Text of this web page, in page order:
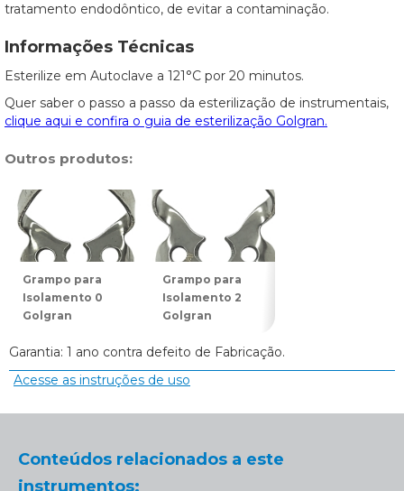
tratamento endodôntico, de evitar a contaminação.
Informações Técnicas
Esterilize em Autoclave a 121°C por 20 minutos.
Quer saber o passo a passo da esterilização de instrumentais,
clique aqui e confira o guia de esterilização Golgran.
Outros produtos:
Grampo para
Isolamento 0
Golgran
Grampo para
Isolamento 2
Golgran
Garantia: 1 ano contra defeito de Fabricação.
Acesse as instruções de uso
Conteúdos relacionados a este
instrumentos: